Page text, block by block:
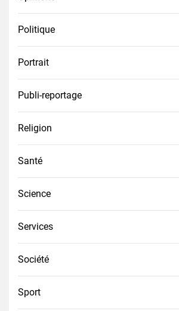
Politique
Portrait
Publi-reportage
Religion
Santé
Science
Services
Société
Sport